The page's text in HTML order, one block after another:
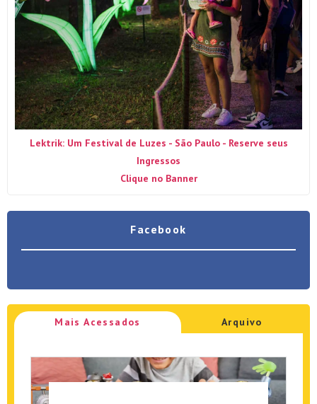
Lektrik: Um Festival de Luzes - São Paulo - Reserve seus
Ingressos
Clique no Banner
Facebook
Mais Acessados Arquivo